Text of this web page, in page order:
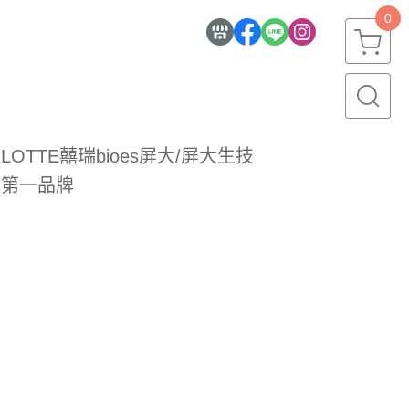
0
囍瑞bioes屏大/屏大生技
一品牌